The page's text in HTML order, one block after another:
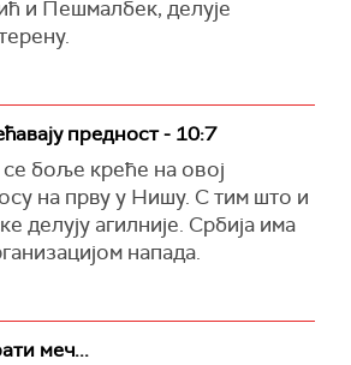
и Пешмалбек, делује
предност - 10:7
боље креће на овој
на прву у Нишу. С тим што и
делују агилније. Србија има
напада.
меч...